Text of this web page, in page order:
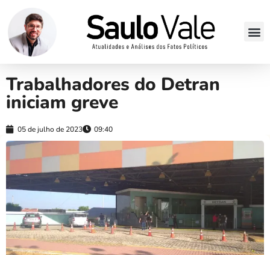
Trabalhadores do Detran
iniciam greve
05 de julho de 2023 09:40